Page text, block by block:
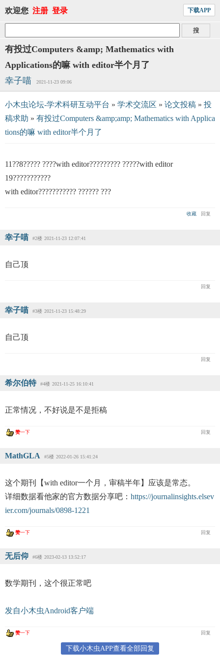
欢迎您 注册 登录 下载APP
有投过Computers &amp; Mathematics with
Applications的嘛 with editor半个月了
幸子喵
2021-11-23 09:06
小木虫论坛-学术科研互动平台 » 学术交流区 » 论文投稿 » 投
稿求助 » 有投过Computers &amp;amp; Mathematics with Applica
tions的嘛 with editor半个月了
11??8????? ????with editor????????? ?????with editor
19???????????
with editor??????????? ?????? ???
收藏 回复
幸子喵 #2楼 2021-11-23 12:07:41
自己顶
回复
幸子喵 #3楼 2021-11-23 15:48:29
自己顶
回复
希尔伯特 #4楼 2021-11-25 16:10:41
正常情况，不好说是不是拒稿
赞一下 回复
MathGLA #5楼 2022-01-26 15:41:24
这个期刊【with editor一个月，审稿半年】应该是常态。
详细数据看他家的官方数据分享吧： https://journalinsights.elsev
ier.com/journals/0898-1221
赞一下 回复
无后仰 #6楼 2023-02-13 13:52:17
数学期刊，这个很正常吧
发自小木虫Android客户端
赞一下 回复
下载小木虫APP查看全部回复